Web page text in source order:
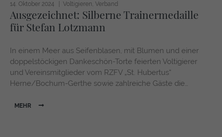
14. Oktober 2024 Voltigieren Verband
Ausgezeichnet: Silberne Trainermedaille
für Stefan Lotzmann
In einem Meer aus Seifenblasen, mit Blumen und einer
doppelstöckigen Dankeschön-Torte feierten Voltigierer
und Vereinsmitglieder vom RZFV „St. Hubertus“
Herne/Bochum-Gerthe sowie zahlreiche Gäste die…
MEHR